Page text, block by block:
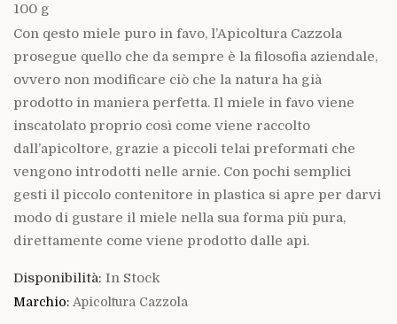
100 g
Con qesto miele puro in favo, l’Apicoltura Cazzola
prosegue quello che da sempre è la filosofia aziendale,
ovvero non modificare ciò che la natura ha già
prodotto in maniera perfetta. Il miele in favo viene
inscatolato proprio così come viene raccolto
dall’apicoltore, grazie a piccoli telai preformati che
vengono introdotti nelle arnie. Con pochi semplici
gesti il piccolo contenitore in plastica si apre per darvi
modo di gustare il miele nella sua forma più pura,
direttamente come viene prodotto dalle api.
Disponibilità: In Stock
Marchio: Apicoltura Cazzola